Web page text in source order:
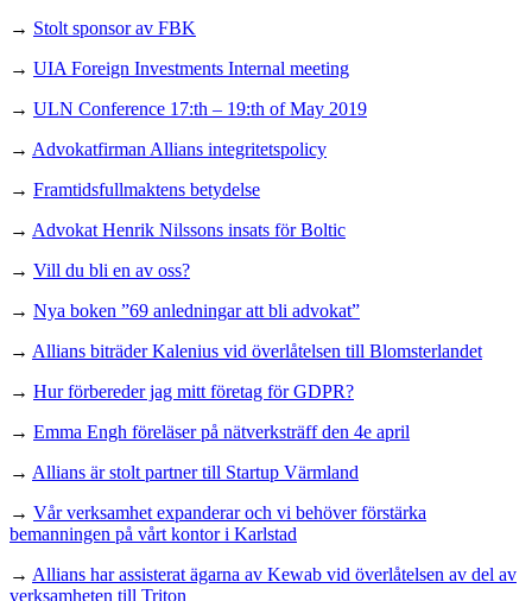
→ Stolt sponsor av FBK
→ UIA Foreign Investments Internal meeting
→ ULN Conference 17:th – 19:th of May 2019
→ Advokatfirman Allians integritetspolicy
→ Framtidsfullmaktens betydelse
→ Advokat Henrik Nilssons insats för Boltic
→ Vill du bli en av oss?
→ Nya boken ”69 anledningar att bli advokat”
→ Allians biträder Kalenius vid överlåtelsen till Blomsterlandet
→ Hur förbereder jag mitt företag för GDPR?
→ Emma Engh föreläser på nätverksträff den 4e april
→ Allians är stolt partner till Startup Värmland
→ Vår verksamhet expanderar och vi behöver förstärka
bemanningen på vårt kontor i Karlstad
→ Allians har assisterat ägarna av Kewab vid överlåtelsen av del av
verksamheten till Triton